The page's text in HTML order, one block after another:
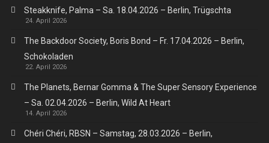
Steakknife, Palma – Sa. 18.04.2026 – Berlin, Trügschta
24. April 2026
The Backdoor Society, Boris Bond – Fr. 17.04.2026 – Berlin,
Schokoladen
22. April 2026
The Planets, Bernar Gomma & The Super Sensory Experience
– Sa. 02.04.2026 – Berlin, Wild At Heart
14. April 2026
Chéri Chéri, RBSN – Samstag, 28.03.2026 – Berlin,